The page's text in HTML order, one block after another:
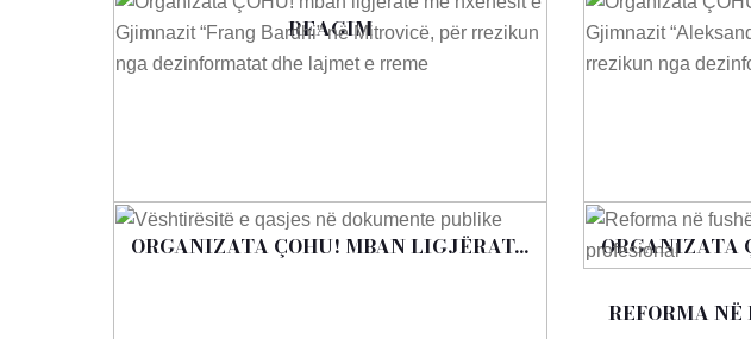
REAGIM
ORGANIZATA ÇOHU! MBAN LIGJËRAT... ORGANIZATA
REFORMA